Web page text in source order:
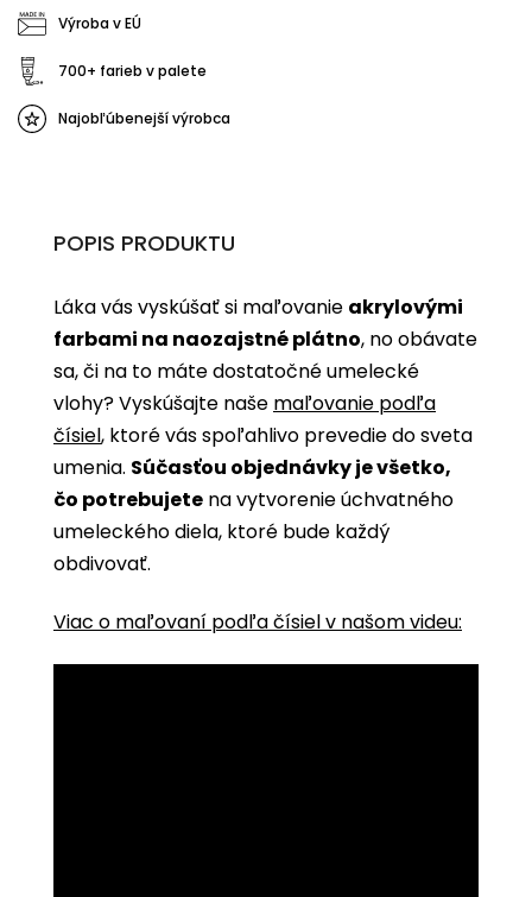
Výroba v EÚ
700+ farieb v palete
Najobľúbenejší výrobca
POPIS PRODUKTU
Láka vás vyskúšať si maľovanie akrylovými
farbami na naozajstné plátno, no obávate
sa, či na to máte dostatočné umelecké
vlohy? Vyskúšajte naše maľovanie podľa
čísiel, ktoré vás spoľahlivo prevedie do sveta
umenia. Súčasťou objednávky je všetko,
čo potrebujete na vytvorenie úchvatného
umeleckého diela, ktoré bude každý
obdivovať.
Viac o maľovaní podľa čísiel v našom videu: